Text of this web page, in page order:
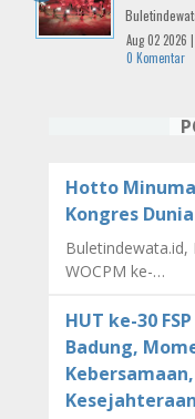
Aug 02 2026 |
0 Komentar
Hotto
Kongres
Buletindewata.id,
WOCPM ke-…
HUT ke-30
Badung,